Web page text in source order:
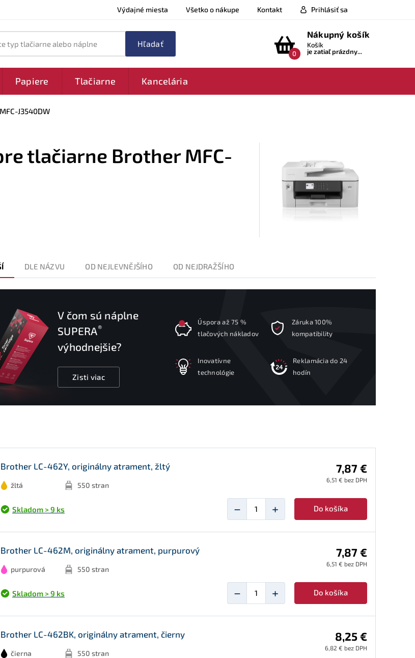
Výdajné miesta Všetko o nákupe Kontakt Prihlásiť sa
tlačiarne alebo náplne
0
Nákupný košík
Košík
je zatiaľ prázdny...
Papiere Tlačiarne Kancelária
J3540DW
tlačiarne Brother MFC-
DLE NÁZVU OD NEJLEVNĚJŠÍHO OD NEJDRAŽŠÍHO
V čom sú náplne
SUPERA®
výhodnejšie?
Zisti viac
Úspora až 75 %
tlačových nákladov
Záruka 100%
kompatibility
Inovatívne
technológie
Reklamácia do 24
hodín
Brother LC-462Y, originálny atrament, žltý
žltá 550 stran
7,87 €
6,51 € bez DPH
Skladom > 9 ks − + Do košíka
Brother LC-462M, originálny atrament, purpurový
purpurová 550 stran
7,87 €
6,51 € bez DPH
Skladom > 9 ks − + Do košíka
Brother LC-462BK, originálny atrament, čierny
čierna 550 stran
8,25 €
6,82 € bez DPH